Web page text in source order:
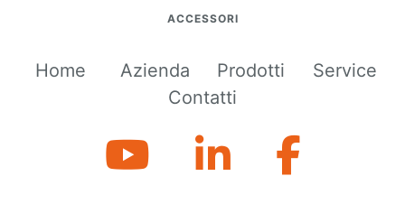
ACCESSORI
Home Azienda Prodotti
Service
Contatti